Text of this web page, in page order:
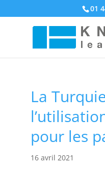
01
La
pour les
16 avril 2021